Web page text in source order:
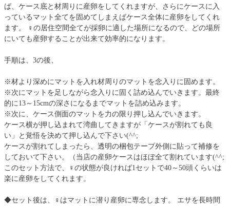
ば、ケース底と材周りに産卵をしてくれますが、さらにケースに入
っているマット全てを固めてしまえばケース全体に産卵をしてくれ
ます。 ♀の居住空間全てが採卵に適した場所になるので、どの場所
にいても産卵することが出来て効率的になります。
手順は、3の後、
※材より深めにマットを入れ材周りのマットを念入りに固めます。
※次にマットを足しながら念入りに固く詰め込んでいきます。最終
的に13～15cmの深さになるまでマットを詰め込みます。
※次に、ケース側面のマットを力の限り押し込んでいきます。
ケース横が押し込まれて湾曲してきますが「ケースが割れても良
い」と覚悟を決めて押し込んで下さい(^^;
ケースが割れてしまったら、透明の梱包テープ外側に貼って補修を
しておいて下さい。（当店の産卵ケースはほぼ全て割れています(^^;
このセット方法で、♀の状態が良ければ1セットで40～50頭くらいは
楽に産卵をしてくれます。
◆セット後は、♀はマットに潜り産卵に専念します。 エサを長時間